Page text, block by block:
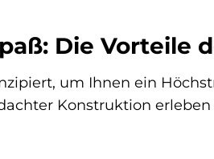
Die Vorteile
um Ihnen ein
Konstruktion erleben